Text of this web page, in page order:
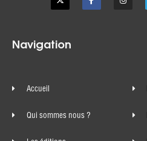
Navigation
Accueil
Qui sommes nous ?